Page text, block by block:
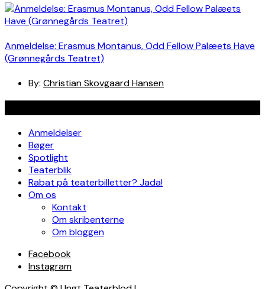
Anmeldelse: Erasmus Montanus, Odd Fellow Palæets Have
(Grønnegårds Teatret)
By: Christian Skovgaard Hansen
Anmeldelser
Bøger
Spotlight
Teaterblik
Rabat på teaterbilletter? Jada!
Om os
Kontakt
Om skribenterne
Om bloggen
Facebook
Instagram